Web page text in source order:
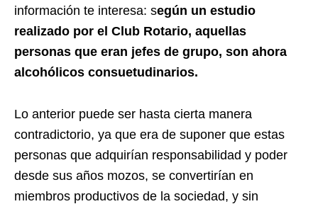
información te interesa: según un estudio
realizado por el Club Rotario, aquellas
personas que eran jefes de grupo, son ahora
alcohólicos consuetudinarios.
Lo anterior puede ser hasta cierta manera
contradictorio, ya que era de suponer que estas
personas que adquirían responsabilidad y poder
desde sus años mozos, se convertirían en
miembros productivos de la sociedad, y sin